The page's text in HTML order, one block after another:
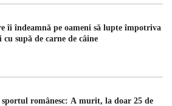
îi îndeamnă pe oameni să lupte împotriva
cu supă de carne de câine
românesc: A murit, la doar 25 de